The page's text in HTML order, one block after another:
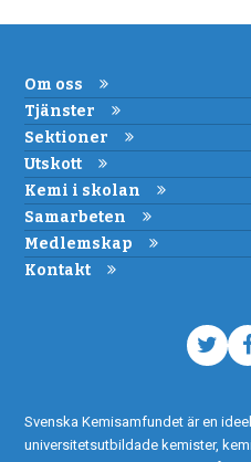
Om oss
Tjänster
Sektioner
Utskott
Kemi i skolan
Samarbeten
Medlemskap
Kontakt
Svenska Kemisamfundet är en
universitetsutbildade kemister,